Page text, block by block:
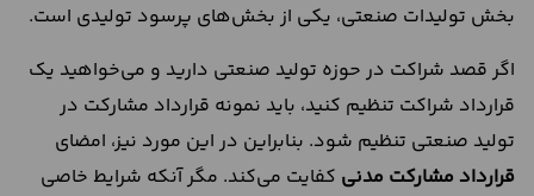
بخش تولیدات صنعتی، یکی از بخش‌های پرسود تولیدی است.
اگر قصد شراکت در حوزه تولید صنعتی دارید و می‌خواهید یک
قرارداد شراکت تنظیم کنید، باید نمونه قرارداد مشارکت در
تولید صنعتی تنظیم شود. بنابراین در این مورد نیز، امضای
قرارداد مشارکت مدنی کفایت می‌کند. مگر آنکه شرایط خاصی